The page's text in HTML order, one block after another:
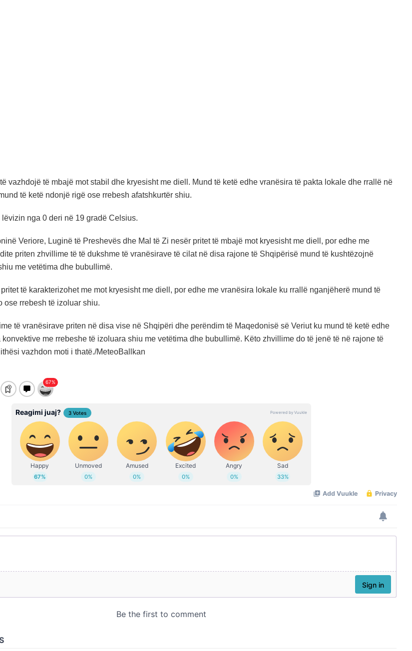
vazhdojë të mbajë mot stabil dhe kryesisht me diell. Mund të ketë edhe vranësira të pakta lokale dhe rrallë në
të ketë ndonjë rigë ose rrebesh afatshkurtër shiu.
lëvizin nga 0 deri në 19 gradë Celsius.
Veriore, Luginë të Preshevës dhe Mal të Zi nesër pritet të mbajë mot kryesisht me diell, por edhe me
priten zhvillime të të dukshme të vranësirave të cilat në disa rajone të Shqipërisë mund të kushtëzojnë
me vetëtima dhe bubullimë.
të karakterizohet me mot kryesisht me diell, por edhe me vranësira lokale ku rrallë nganjëherë mund të
ose rrebesh të izoluar shiu.
të vranësirave priten në disa vise në Shqipëri dhe perëndim të Maqedonisë së Veriut ku mund të ketë edhe
me rrebeshe të izoluara shiu me vetëtima dhe bubullimë. Këto zhvillime do të jenë të në rajone të
vazhdon moti i thatë./MeteoBallkan